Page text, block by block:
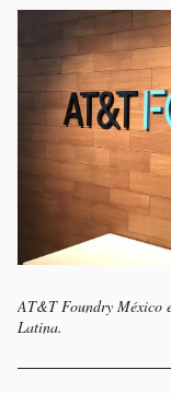
AT&T Foundry México
Latina.